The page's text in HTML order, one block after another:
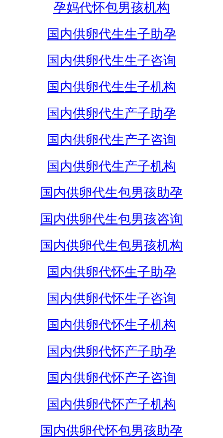
孕妈代怀包男孩机构
国内供卵代生生子助孕
国内供卵代生生子咨询
国内供卵代生生子机构
国内供卵代生产子助孕
国内供卵代生产子咨询
国内供卵代生产子机构
国内供卵代生包男孩助孕
国内供卵代生包男孩咨询
国内供卵代生包男孩机构
国内供卵代怀生子助孕
国内供卵代怀生子咨询
国内供卵代怀生子机构
国内供卵代怀产子助孕
国内供卵代怀产子咨询
国内供卵代怀产子机构
国内供卵代怀包男孩助孕